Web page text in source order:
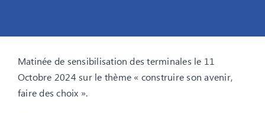
Matinée de sensibilisation des terminales le 11
Octobre 2024 sur le thème « construire son avenir,
faire des choix ».